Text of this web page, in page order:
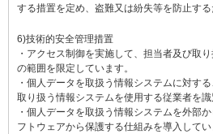
する措置を定め、盗難又は紛失等を防止する
6)技術的安全管理措置
・アクセス制御を実施して、担当者及び取
の範囲を限定しています。
・個人データを取扱う情報システムに対す
取り扱う情報システムを使用する従業者を識
・個人データを取扱う情報システムを外部
フトウェアから保護する仕組みを導入してい